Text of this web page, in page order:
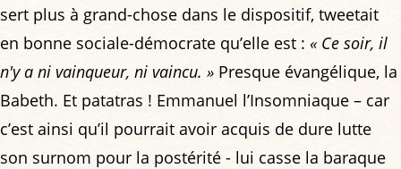
sert plus à grand-chose dans le dispositif, tweetait
en bonne sociale-démocrate qu’elle est : « Ce soir, il
n'y a ni vainqueur, ni vaincu. » Presque évangélique, la
Babeth. Et patatras ! Emmanuel l’Insomniaque – car
c’est ainsi qu’il pourrait avoir acquis de dure lutte
son surnom pour la postérité - lui casse la baraque